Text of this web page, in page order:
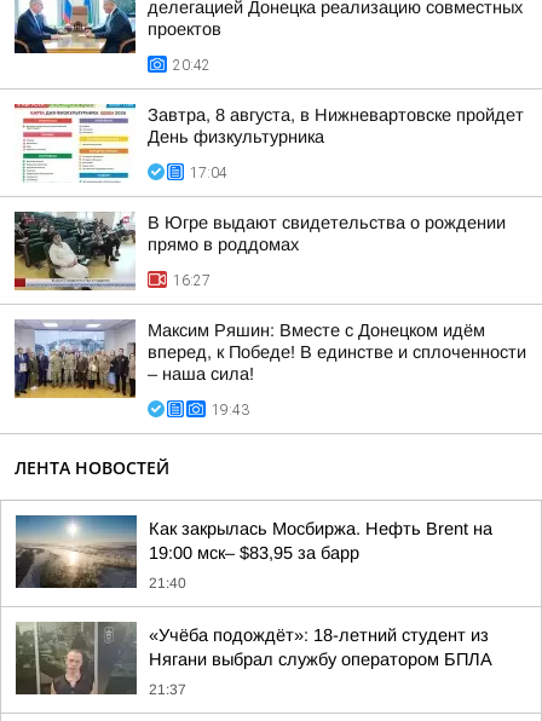
делегацией Донецка реализацию совместных
проектов
20:42
Завтра, 8 августа, в Нижневартовске пройдет
День физкультурника
17:04
В Югре выдают свидетельства о рождении
прямо в роддомах
16:27
Максим Ряшин: Вместе с Донецком идём
вперед, к Победе! В единстве и сплоченности
– наша сила!
19:43
ЛЕНТА НОВОСТЕЙ
Как закрылась Мосбиржа. Нефть Brent на
19:00 мск– $83,95 за барр
21:40
«Учёба подождёт»: 18-летний студент из
Нягани выбрал службу оператором БПЛА
21:37